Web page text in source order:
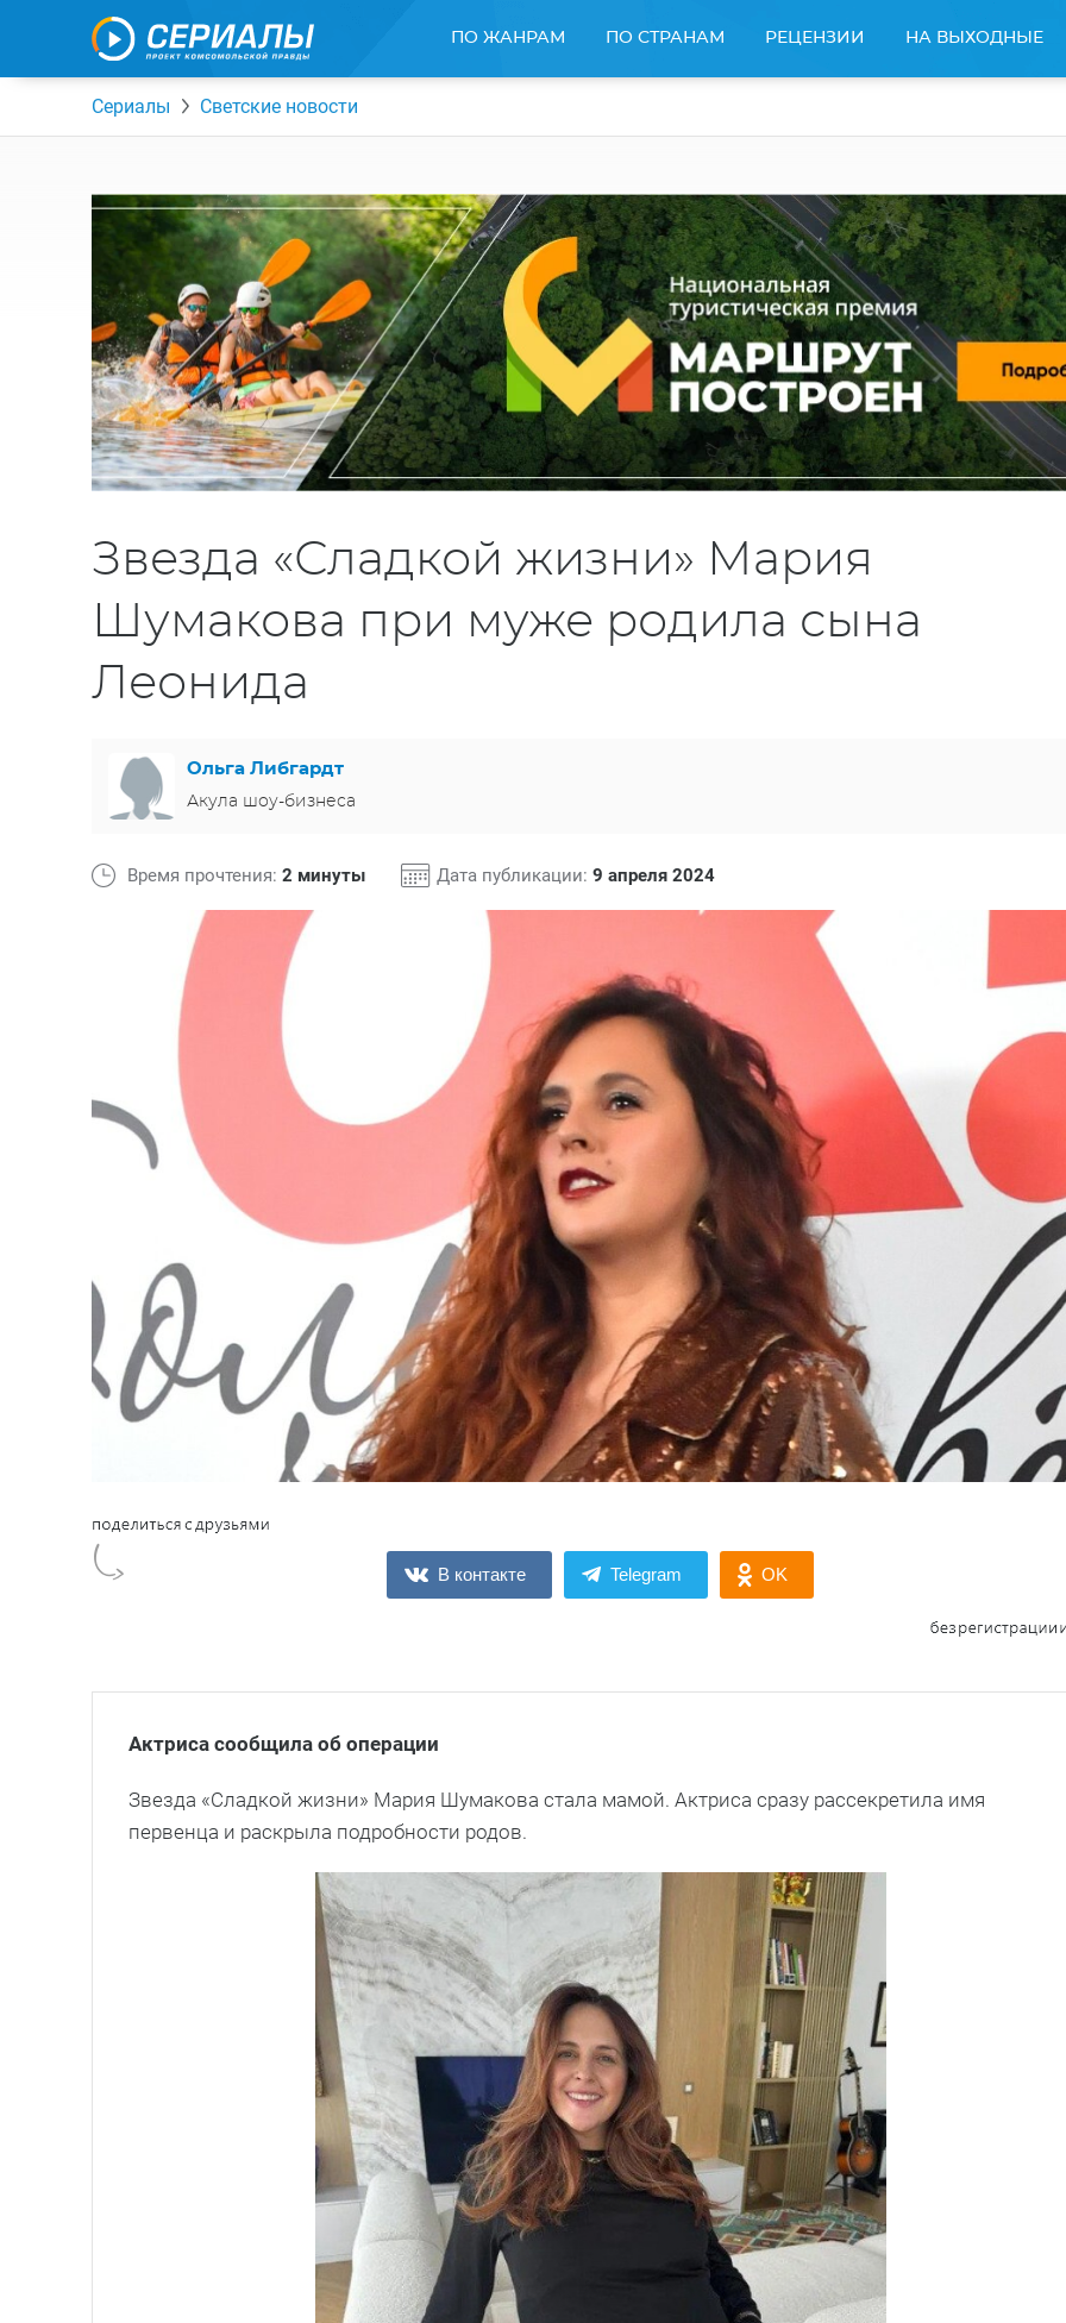
ПО ЖАНРАМ ПО СТРАНАМ РЕЦЕНЗИИ НА ВЫХОДНЫЕ
Сериалы Светские новости
Звезда «Сладкой жизни» Мария
Шумакова при муже родила сына
Леонида
Ольга Либгардт
Акула шоу-бизнеса
Время прочтения: 2 минуты Дата публикации: 9 апреля 2024
В контакте Telegram OK
Актриса сообщила об операции
Звезда «Сладкой жизни» Мария Шумакова стала мамой. Актриса сразу рассекретила имя
первенца и раскрыла подробности родов.